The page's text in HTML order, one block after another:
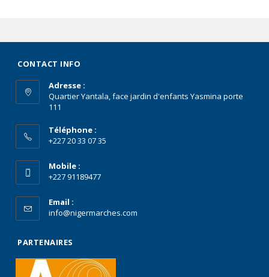
CONTACT INFO
Adresse :
Quartier Yantala, face jardin d'enfants Yasmina porte
111
Téléphone :
+227 20 33 07 35
Mobile :
+227 91189477
Email :
info@nigermarches.com
PARTENAIRES